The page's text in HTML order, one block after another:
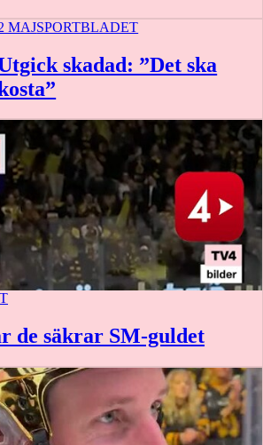
MAJSPORTBLADET
skadad: ”Det ska
de säkrar SM-guldet